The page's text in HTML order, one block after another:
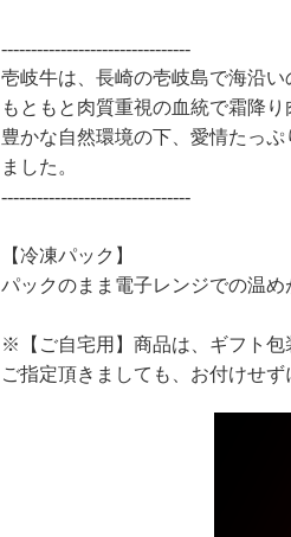
--------------------------------
壱岐牛は、長崎の壱岐島で海沿
もともと肉質重視の血統で霜降り
豊かな自然環境の下、愛情たっ
ました。
--------------------------------
【冷凍パック】
パックのまま電子レンジでの温め
※【ご自宅用】商品は、ギフト包
ご指定頂きましても、お付けせず